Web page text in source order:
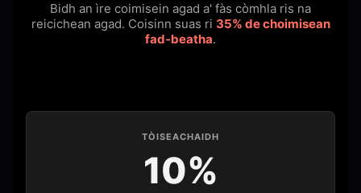
Bidh an ìre coimisein agad a' fàs còmhla ris na
reicichean agad. Coisinn suas ri 35% de choimisean
fad-beatha.
TÒISEACHAIDH
10%